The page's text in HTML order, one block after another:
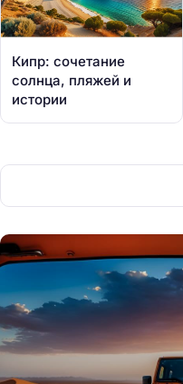
Кипр: сочетание
солнца, пляжей и
истории